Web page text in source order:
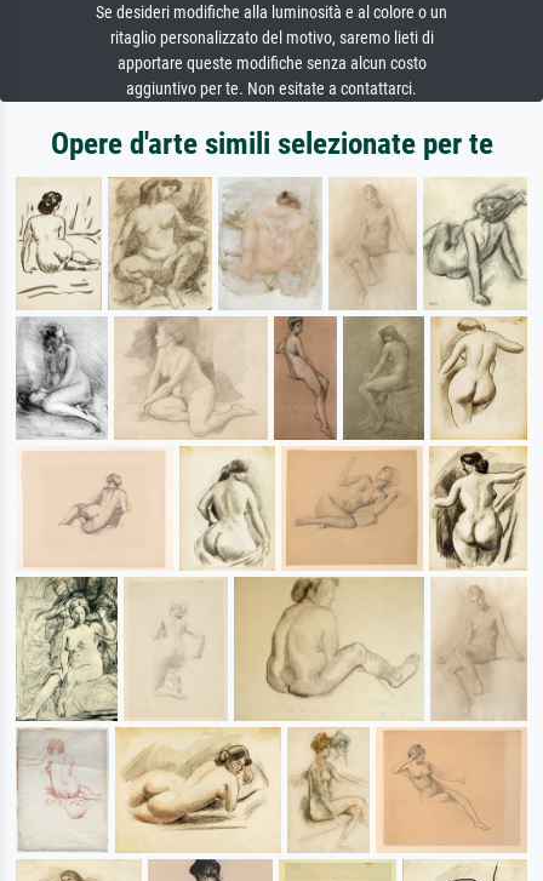
Se desideri modifiche alla luminosità e al colore o un
ritaglio personalizzato del motivo, saremo lieti di
apportare queste modifiche senza alcun costo
aggiuntivo per te. Non esitate a contattarci.
Opere d'arte simili selezionate per te